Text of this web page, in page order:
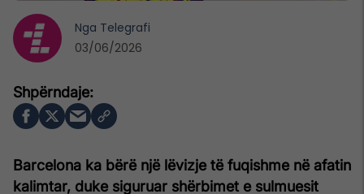
Barcelona ka bërë një lëvizje të fuqishme në afatin
kalimtar, duke siguruar shërbimet e sulmuesit
Nga Telegrafi
03/06/2026